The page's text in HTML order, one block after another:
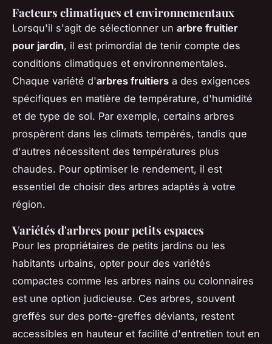
Facteurs climatiques et environnementaux
Lorsqu'il s'agit de sélectionner un arbre fruitier
pour jardin, il est primordial de tenir compte des
conditions climatiques et environnementales.
Chaque variété d'arbres fruitiers a des exigences
spécifiques en matière de température, d'humidité
et de type de sol. Par exemple, certains arbres
prospèrent dans les climats tempérés, tandis que
d'autres nécessitent des températures plus
chaudes. Pour optimiser le rendement, il est
essentiel de choisir des arbres adaptés à votre
région.
Variétés d'arbres pour petits espaces
Pour les propriétaires de petits jardins ou les
habitants urbains, opter pour des variétés
compactes comme les arbres nains ou colonnaires
est une option judicieuse. Ces arbres, souvent
greffés sur des porte-greffes déviants, restent
accessibles en hauteur et facilité d'entretien tout en